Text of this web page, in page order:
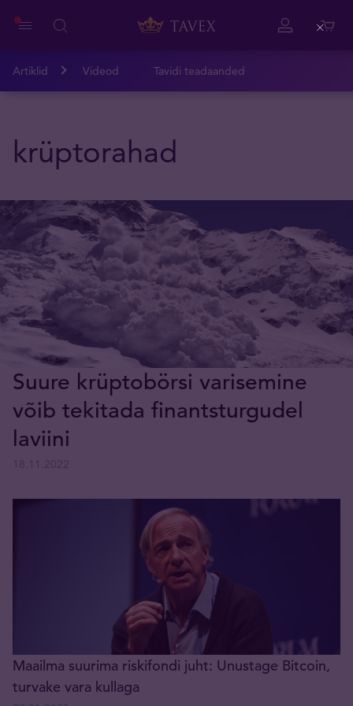
Artiklid Videod Tavidi teadaanded
krüptorahad
Suure krüptobörsi varisemine
võib tekitada finantsturgudel
laviini
Maailma suurima riskifondi juht: Unustage Bitcoin,
turvake vara kullaga
Close